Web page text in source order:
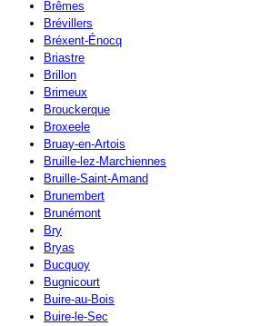
Brêmes
Brévillers
Bréxent-Énocq
Briastre
Brillon
Brimeux
Brouckerque
Broxeele
Bruay-en-Artois
Bruille-lez-Marchiennes
Bruille-Saint-Amand
Brunembert
Brunémont
Bry
Bryas
Bucquoy
Bugnicourt
Buire-au-Bois
Buire-le-Sec